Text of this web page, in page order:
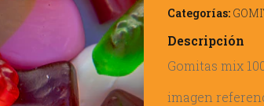
Categorías:
Descripción
Gomitas mix
imagen